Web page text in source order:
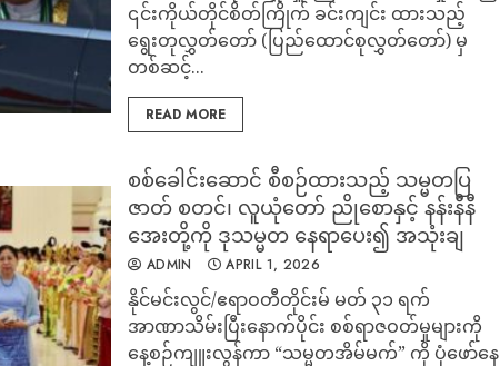
၎င်းကိုယ်တိုင်စိတ်ကြိုက် ခင်းကျင်း ထားသည့်
ရွေးတုလွှတ်တော် (ပြည်ထောင်စုလွှတ်တော်) မှ
တစ်ဆင့်...
READ MORE
စစ်ခေါင်းဆောင် စီစဉ်ထားသည့် သမ္မတပြ
ဇာတ် စတင်၊ လူယုံတော် ညိုစောနှင့် နန်းနီနီ
အေးတို့ကို ဒုသမ္မတ နေရာပေး၍ အသုံးချ
ADMIN APRIL 1, 2026
နိုင်မင်းလွင်/ဧရာဝတီတိုင်းမ် မတ် ၃၁ ရက်
အာဏာသိမ်းပြီးနောက်ပိုင်း စစ်ရာဇဝတ်မှုများကို
နေ့စဉ်ကျူးလွန်ကာ “သမ္မတအိမ်မက်” ကို ပုံဖော်နေ